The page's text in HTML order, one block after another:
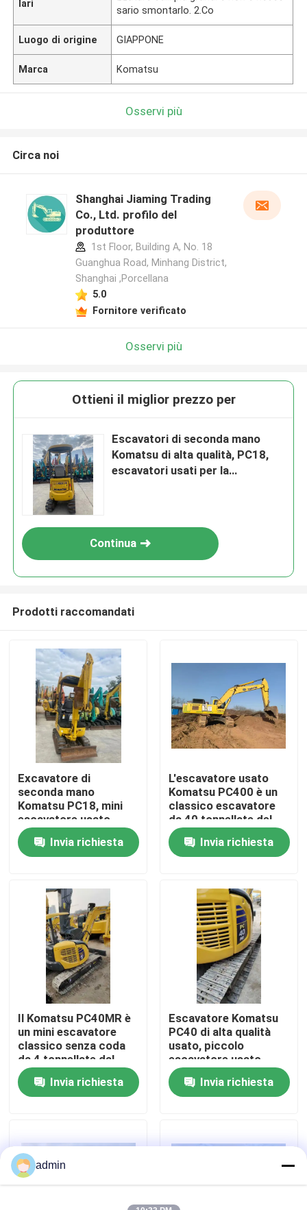
Casa.
Prodotti
Video
Su di noi
Visita alla fabbrica
Controllo della qualità
Contattaci
Macchine per costruzioni stradali
Macchine da costruzione usate
lari
sario smontarlo. 2.Co
Luogo di origine GIAPPONE
Marca Komatsu
Osservi più
Circa noi
Shanghai Jiaming Trading
Co., Ltd. profilo del
produttore
1st Floor, Building A, No. 18
Guanghua Road, Minhang District,
Shanghai ,Porcellana
5.0
Fornitore verificato
Osservi più
Ottieni il miglior prezzo per
Escavatori di seconda mano
Komatsu di alta qualità, PC18,
escavatori usati per la
Continua
Prodotti raccomandati
Excavatore di
seconda mano
Komatsu PC18, mini
escavatore usato.
Invia richiesta
L'escavatore usato
Komatsu PC400 è un
classico escavatore
da 40 tonnellate del
Giappone
Invia richiesta
Il Komatsu PC40MR è
un mini escavatore
classico senza coda
da 4 tonnellate dal
Giappone
Invia richiesta
Escavatore Komatsu
PC40 di alta qualità
usato, piccolo
escavatore usato
Invia richiesta
admin